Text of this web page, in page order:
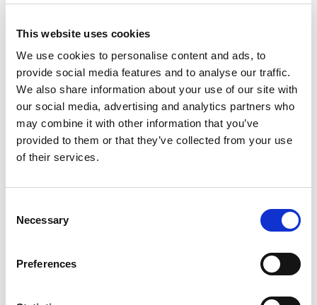
This website uses cookies
We use cookies to personalise content and ads, to
provide social media features and to analyse our traffic.
We also share information about your use of our site with
our social media, advertising and analytics partners who
may combine it with other information that you’ve
provided to them or that they’ve collected from your use
of their services.
Selection
Necessary
Preferences
Zeuthen
Lengte25 ft
Hutten1
WC/Douche1
Slaapplaatsen2
GrootzeilNone
Motor boatPirate 915
Duitsland ,Zeuthen
Bareboat charter
Prijslijst
Jachtparameters